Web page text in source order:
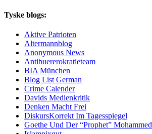
Tyske blogs:
Aktive Patrioten
Altermannblog
Anonymous News
Antibuererokratieteam
BIA München
Blog List German
Crime Calender
Davids Medienkritik
Denken Macht Frei
DiskursKorrekt Im Tagesspiegel
Goethe Und Der “Prophet” Mohammed